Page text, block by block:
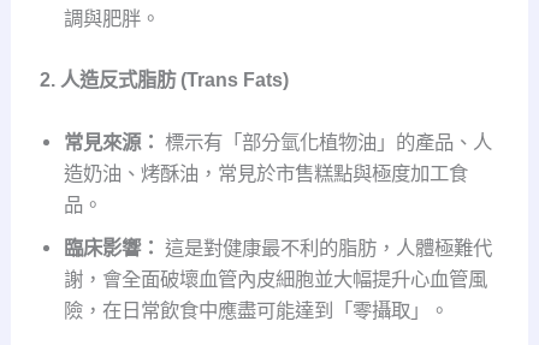
調與肥胖。
2. 人造反式脂肪 (Trans Fats)
常見來源： 標示有「部分氫化植物油」的產品、人
造奶油、烤酥油，常見於市售糕點與極度加工食
品。
臨床影響： 這是對健康最不利的脂肪，人體極難代
謝，會全面破壞血管內皮細胞並大幅提升心血管風
險，在日常飲食中應盡可能達到「零攝取」。